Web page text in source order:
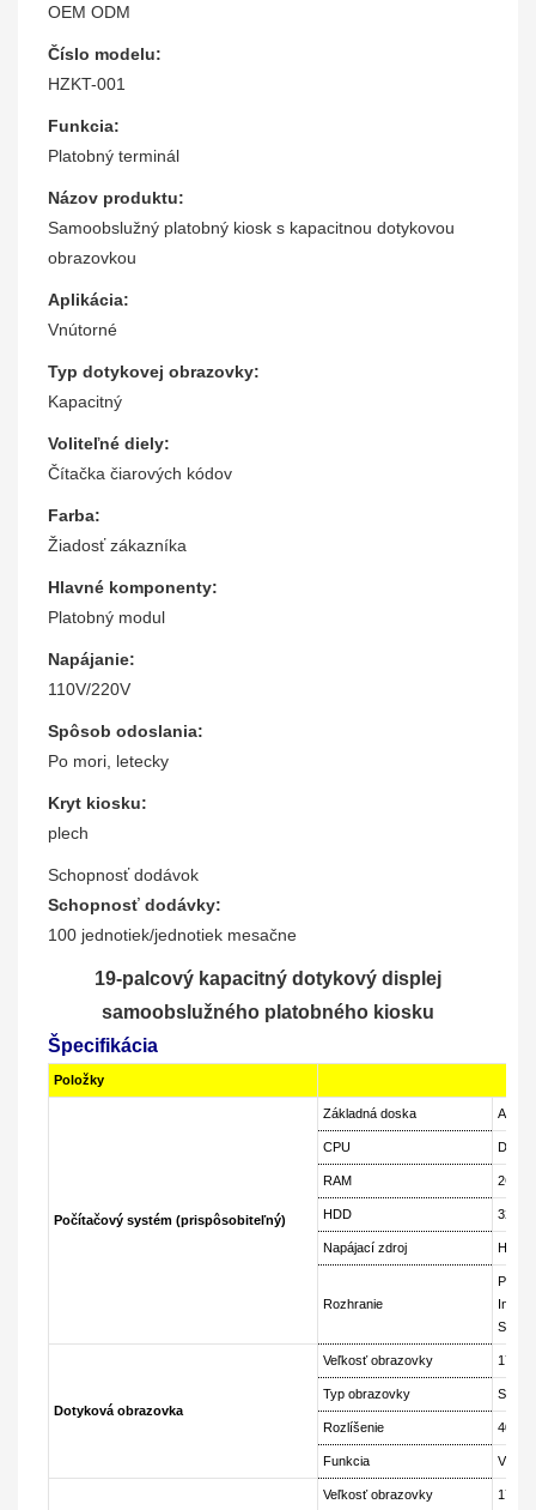
OEM ODM
Číslo modelu:
HZKT-001
Funkcia:
Platobný terminál
Názov produktu:
Samoobslužný platobný kiosk s kapacitnou dotykovou
obrazovkou
Aplikácia:
Vnútorné
Typ dotykovej obrazovky:
Kapacitný
Voliteľné diely:
Čítačka čiarových kódov
Farba:
Žiadosť zákazníka
Hlavné komponenty:
Platobný modul
Napájanie:
110V/220V
Spôsob odoslania:
Po mori, letecky
Kryt kiosku:
plech
Schopnosť dodávok
Schopnosť dodávky:
100 jednotiek/jednotiek mesačne
19-palcový kapacitný dotykový displej
samoobslužného platobného kiosku
Špecifikácia
Položky
Počítačový systém (prispôsobiteľný)
Základná doska
CPU
RAM 2GB/
HDD
Napájací zdroj Hunt
Rozhranie
Porty
Dotyková obrazovka
Veľkosť obrazovky 17”,
Typ obrazovky SAW,
Rozlíšenie
Funkcia
Veľkosť obrazovky 17”,